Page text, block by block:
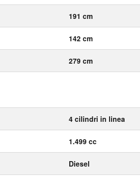
191 cm
142 cm
279 cm
4 cilindri in linea
1.499 cc
Diesel